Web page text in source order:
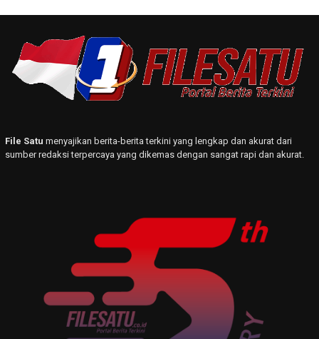
File Satu menyajikan berita-berita terkini yang lengkap dan akurat dari
sumber redaksi terpercaya yang dikemas dengan sangat rapi dan akurat.